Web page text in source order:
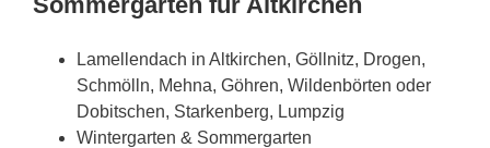
Lamellendach in Altkirchen, Göllnitz, Drogen,
Schmölln, Mehna, Göhren, Wildenbörten oder
Dobitschen, Starkenberg, Lumpzig
Wintergarten & Sommergarten